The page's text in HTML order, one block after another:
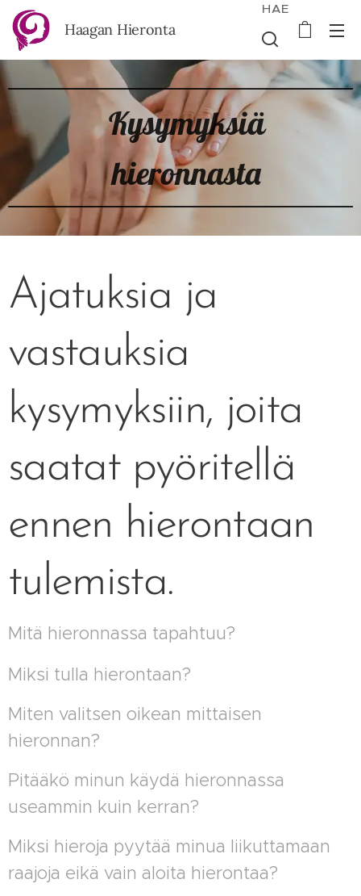
Haagan Hieronta
HAE
Kysymyksiä
hieronnasta
Ajatuksia ja
vastauksia
kysymyksiin, joita
saatat pyöritellä
ennen hierontaan
tulemista.
Mitä hieronnassa tapahtuu?
Miksi tulla hierontaan?
Miten valitsen oikean mittaisen
hieronnan?
Pitääkö minun käydä hieronnassa
useammin kuin kerran?
Miksi hieroja pyytää minua liikuttamaan
raajoja eikä vain aloita hierontaa?